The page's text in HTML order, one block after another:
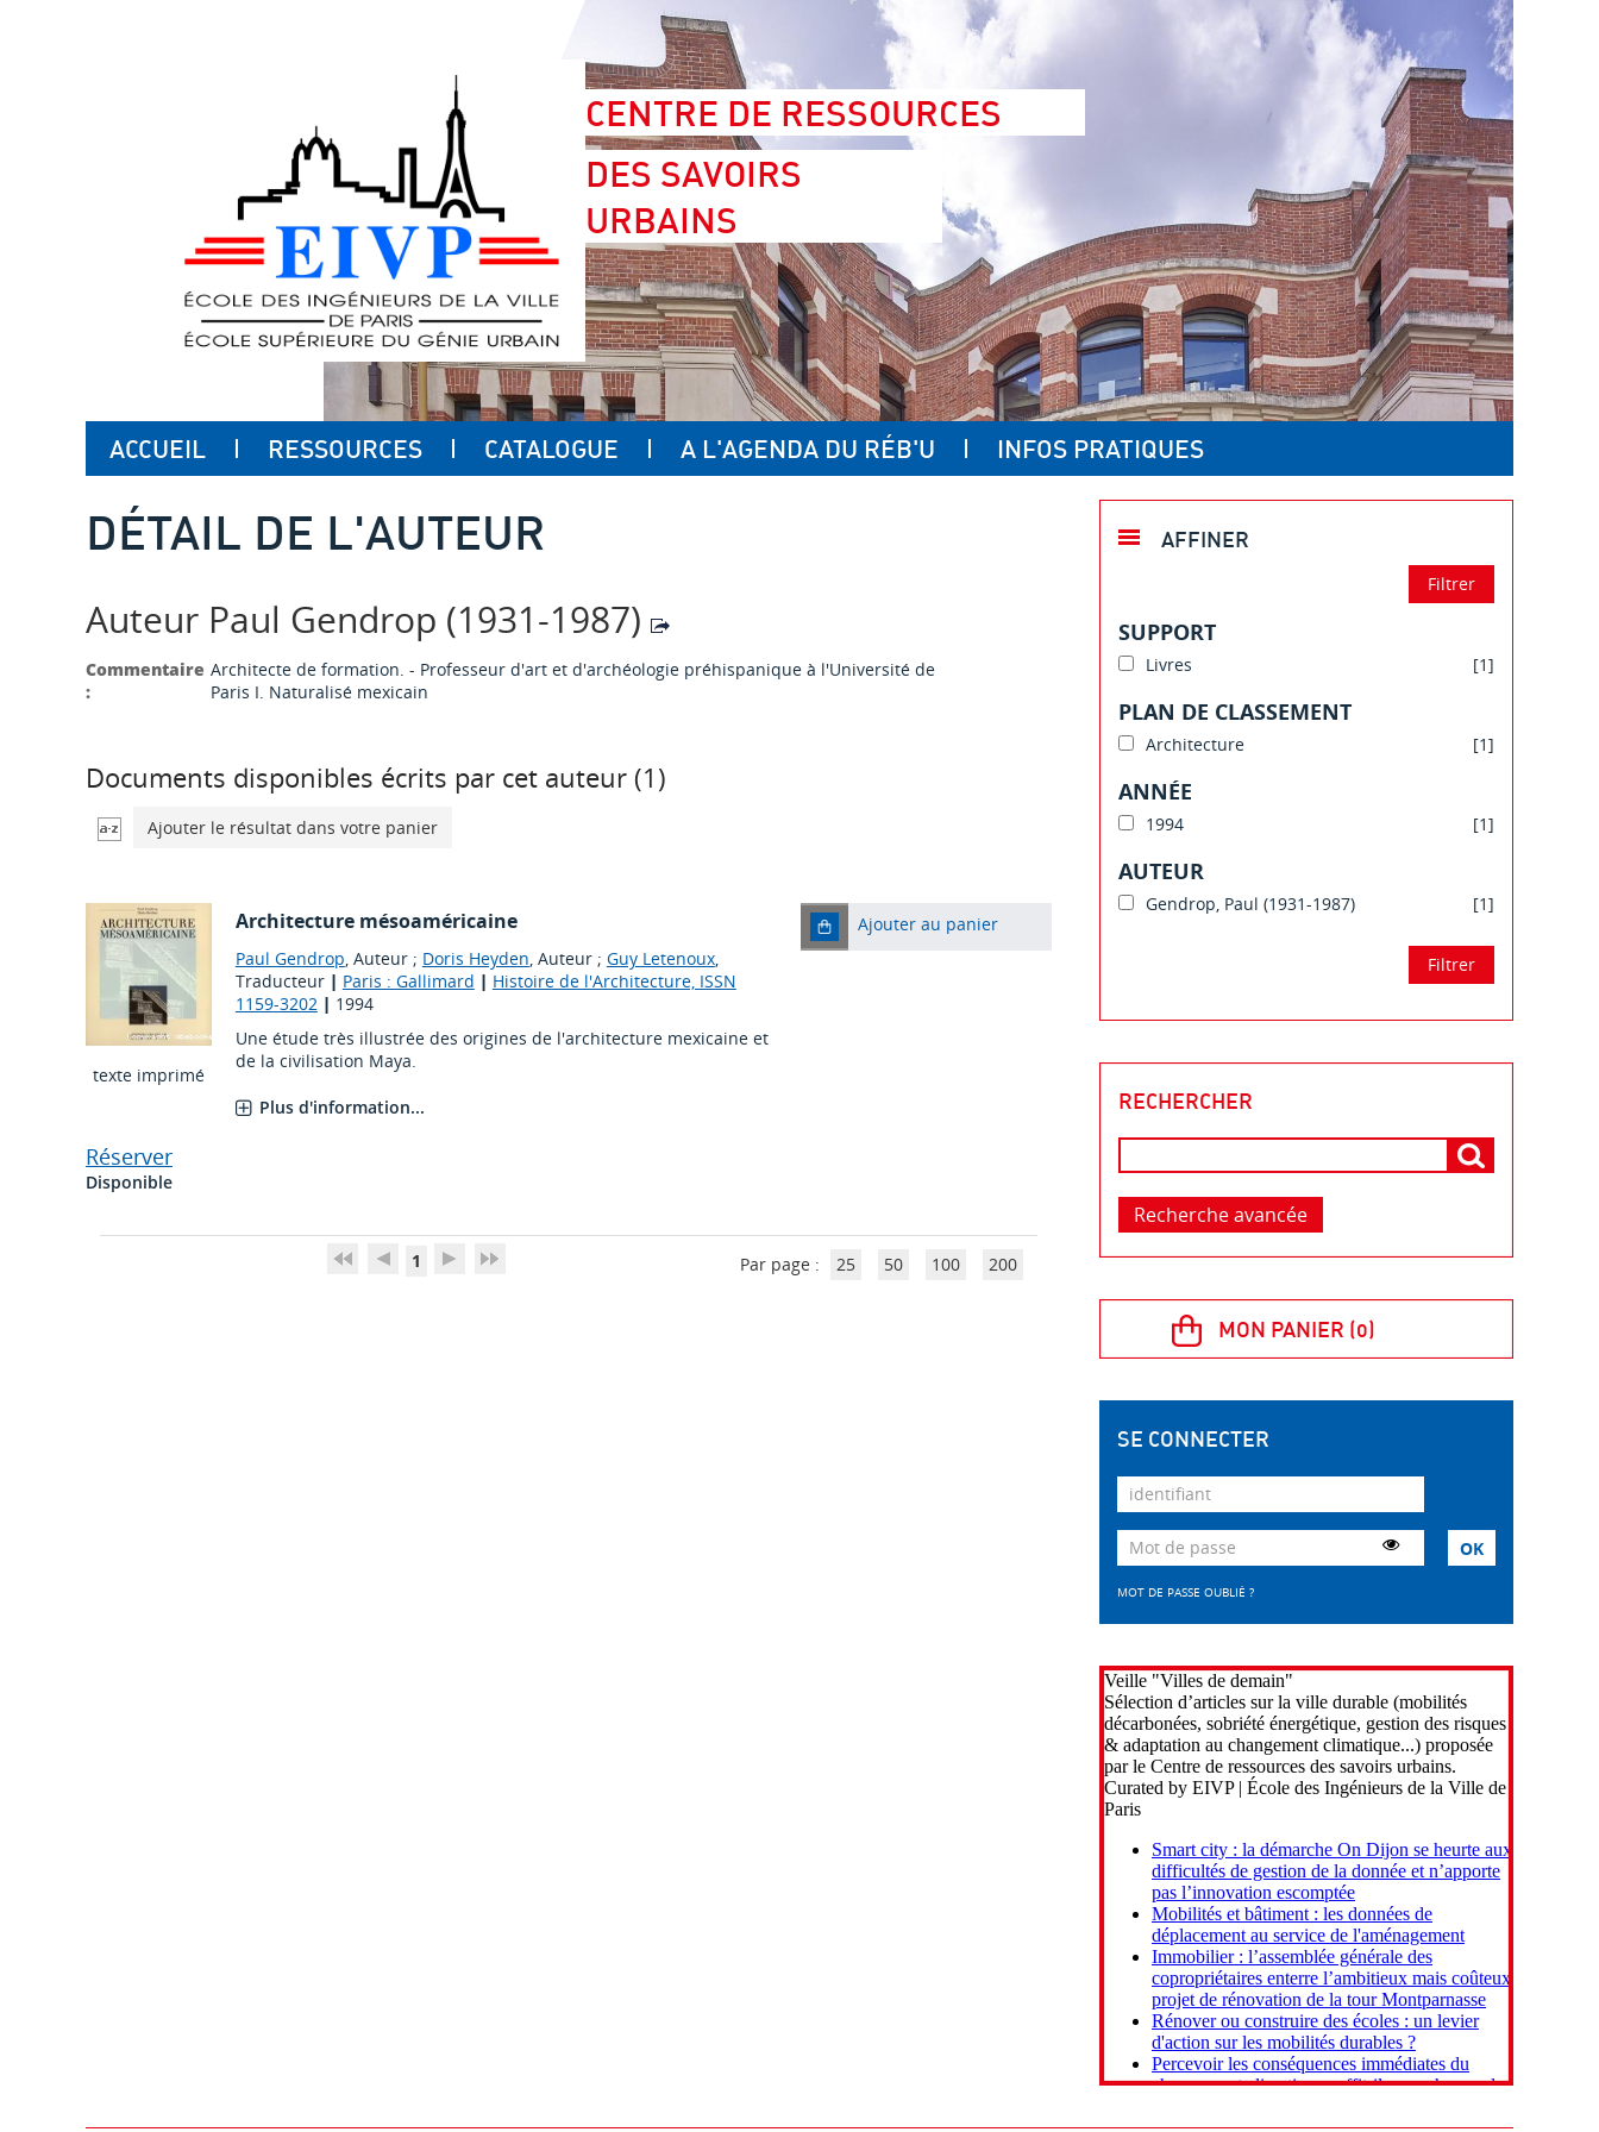
CENTRE DE RESSOURCES
DES SAVOIRS
URBAINS
ACCUEIL RESSOURCES CATALOGUE A L'AGENDA DU RÉB'U INFOS PRATIQUES
DÉTAIL DE L'AUTEUR
Auteur Paul Gendrop (1931-1987)
Commentaire
:
Architecte de formation. - Professeur d'art et d'archéologie préhispanique à l'Université de
Paris I. Naturalisé mexicain
Documents disponibles écrits par cet auteur (1 )
Ajouter le résultat dans votre panier
texte imprimé
Architecture mésoaméricaine
Paul Gendrop, Auteur ; Doris Heyden, Auteur ; Guy Letenoux,
Traducteur | Paris : Gallimard | Histoire de l'Architecture, ISSN
1159-3202| 1994
Une étude très illustrée des origines de l'architecture mexicaine et
de la civilisation Maya.
Plus d'information...
Ajouter au panier
Réserver
Disponible
1 Par page : 25 50 100 200
AFFINER
SUPPORT
Livres [1]
PLAN DE CLASSEMENT
Architecture [1]
ANNÉE
1994 [1]
AUTEUR
Gendrop, Paul (1931-1987) [1]
RECHERCHER
Recherche avancée
SE CONNECTER
MOT DE PASSE OUBLIÉ ?